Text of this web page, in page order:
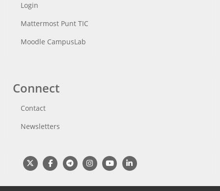
Login
Mattermost Punt TIC
Moodle CampusLab
Connect
Contact
Newsletters